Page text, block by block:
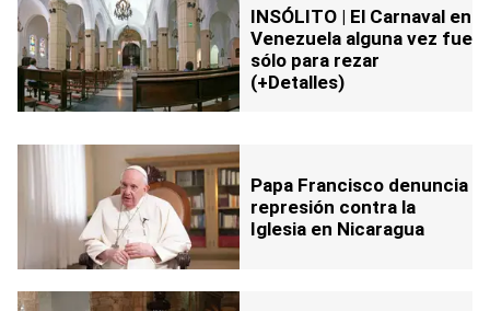
INSÓLITO | El Carnaval en
Venezuela alguna vez fue
sólo para rezar
(+Detalles)
Papa Francisco denuncia
represión contra la
Iglesia en Nicaragua